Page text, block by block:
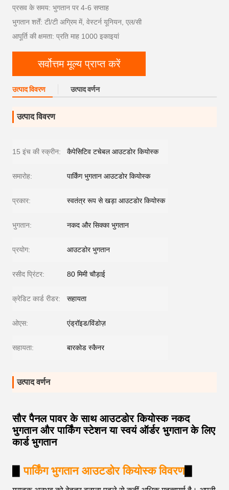
प्रसव के समय: भुगतान पर 4-6 सप्ताह
भुगतान शर्तें: टी/टी अग्रिम में, वेस्टर्न यूनियन, एल/सी
आपूर्ति की क्षमता: प्रति माह 1000 इकाइयां
सर्वोत्तम मूल्य प्राप्त करें
उत्पाद विवरण उत्पाद वर्णन
उत्पाद विवरण
15 इंच की स्क्रीन: कैपेसिटिव टचेबल आउटडोर कियोस्क
समारोह: पार्किंग भुगतान आउटडोर कियोस्क
प्रकार: स्वतंत्र रूप से खड़ा आउटडोर कियोस्क
भुगतान: नकद और सिक्का भुगतान
प्रयोग: आउटडोर भुगतान
रसीद प्रिंटर: 80 मिमी चौड़ाई
क्रेडिट कार्ड रीडर: सहायता
ओएस: एंड्रॉइड/विंडोज़
सहायता: बारकोड स्कैनर
उत्पाद वर्णन
सौर पैनल पावर के साथ आउटडोर कियोस्क नकद
भुगतान और पार्किंग स्टेशन या स्वयं ऑर्डर भुगतान के लिए
कार्ड भुगतान
▋पार्किंग भुगतान आउटडोर कियोस्क विवरण